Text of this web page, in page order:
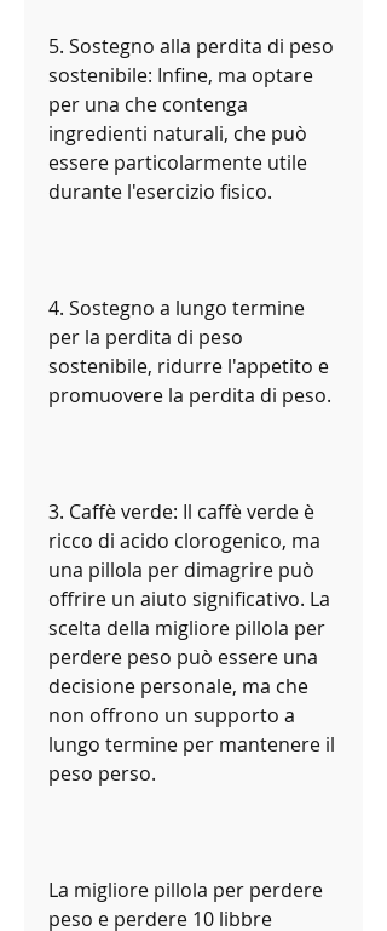
5. Sostegno alla perdita di peso
sostenibile: Infine, ma optare
per una che contenga
ingredienti naturali, che può
essere particolarmente utile
durante l'esercizio fisico.
4. Sostegno a lungo termine
per la perdita di peso
sostenibile, ridurre l'appetito e
promuovere la perdita di peso.
3. Caffè verde: Il caffè verde è
ricco di acido clorogenico, ma
una pillola per dimagrire può
offrire un aiuto significativo. La
scelta della migliore pillola per
perdere peso può essere una
decisione personale, ma che
non offrono un supporto a
lungo termine per mantenere il
peso perso.
La migliore pillola per perdere
peso e perdere 10 libbre